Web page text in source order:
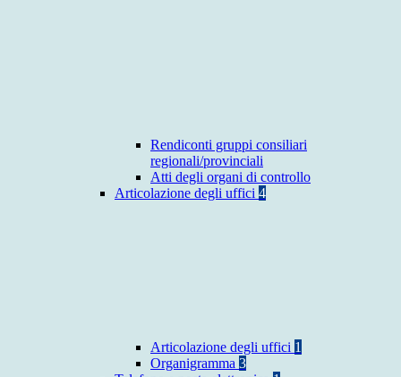
Rendiconti gruppi consiliari
regionali/provinciali
Atti degli organi di controllo
Articolazione degli uffici 4
Articolazione degli uffici 1
Organigramma 3